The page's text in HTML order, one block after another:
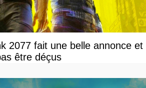
2077 fait une belle annonce et
être déçus